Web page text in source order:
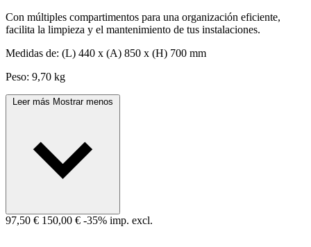
Con múltiples compartimentos para una organización eficiente,
facilita la limpieza y el mantenimiento de tus instalaciones.
Medidas de: (L) 440 x (A) 850 x (H) 700 mm
Peso: 9,70 kg
Leer más Mostrar menos
97,50 € 150,00 € -35% imp. excl.